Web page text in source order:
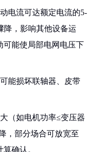
电流可达额定电流的5-
降，影响其他设备运
可能使局部电网电压下
能损坏联轴器、皮带
（如电机功率≤变压器
，部分场合可放宽至
确认。